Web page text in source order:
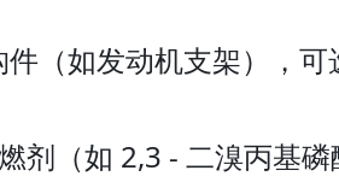
（如发动机支架），
剂（如 2,3 - 二溴丙基